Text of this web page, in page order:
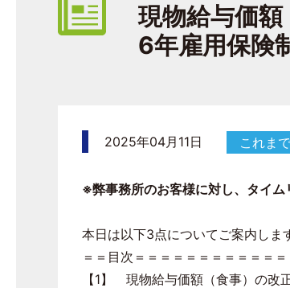
現物給与価
6年雇用保険
2025年04月11日 これま
※弊事務所のお客様に対し、タイム
本日は以下3点についてご案内しま
＝＝目次＝＝＝＝＝＝＝＝＝＝＝
【1】 現物給与価額（食事）の改